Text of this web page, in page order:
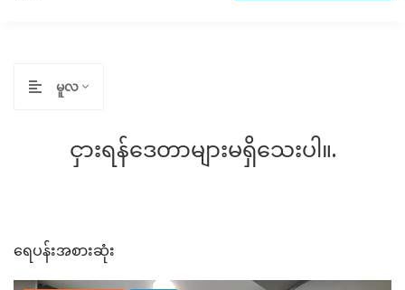
မူလ
ငှားရန်ဒေတာများမရှိသေးပါ။.
ရေပန်းအစားဆုံး